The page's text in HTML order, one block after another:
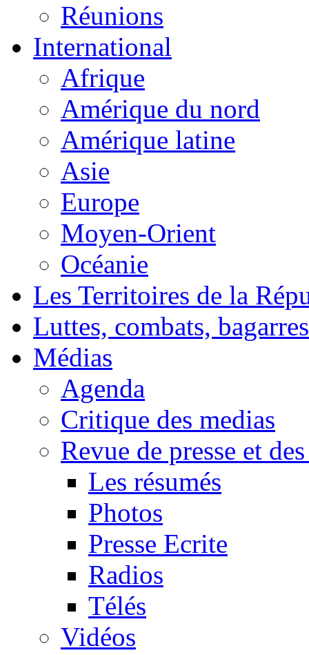
Réunions
International
Afrique
Amérique du nord
Amérique latine
Asie
Europe
Moyen-Orient
Océanie
Les Territoires de la
Luttes, combats, bagarres
Médias
Agenda
Critique des medias
Revue de presse et
Les résumés
Photos
Presse Ecrite
Radios
Télés
Vidéos